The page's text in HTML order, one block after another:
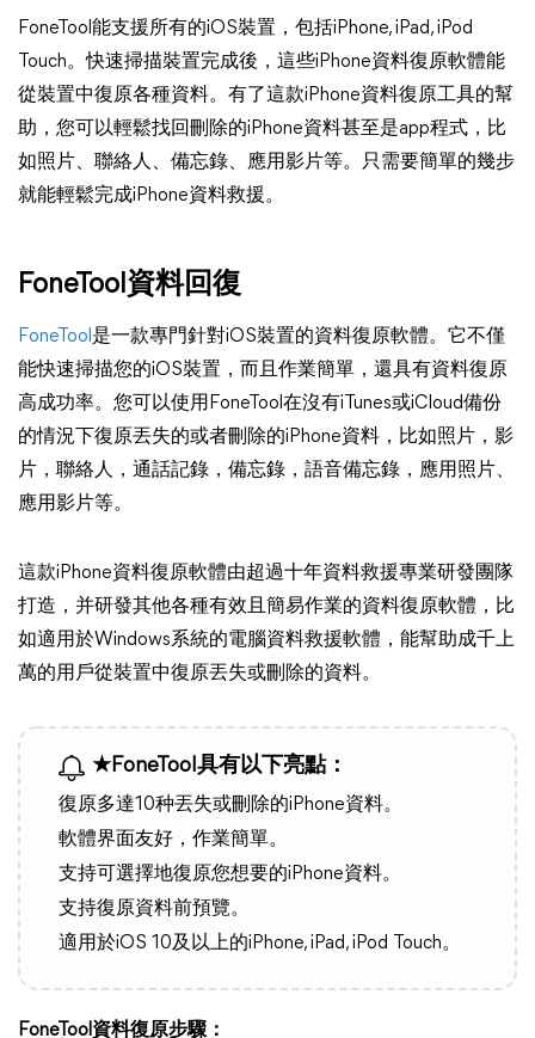
FoneTool能支援所有的iOS裝置，包括iPhone, iPad, iPod
Touch。快速掃描裝置完成後，這些iPhone資料復原軟體能
從裝置中復原各種資料。有了這款iPhone資料復原工具的幫
助，您可以輕鬆找回刪除的iPhone資料甚至是app程式，比
如照片、聯絡人、備忘錄、應用影片等。只需要簡單的幾步
就能輕鬆完成iPhone資料救援。
FoneTool資料回復
FoneTool 是一款專門針對iOS裝置的資料復原軟體。它不僅
能快速掃描您的iOS裝置，而且作業簡單，還具有資料復原
高成功率。您可以使用FoneTool在沒有iTunes或iCloud備份
的情況下復原丟失的或者刪除的iPhone資料，比如照片，影
片，聯絡人，通話記錄，備忘錄，語音備忘錄，應用照片、
應用影片等。
這款iPhone資料復原軟體由超過十年資料救援專業研發團隊
打造，并研發其他各種有效且簡易作業的資料復原軟體，比
如適用於Windows系統的電腦資料救援軟體，能幫助成千上
萬的用戶從裝置中復原丟失或刪除的資料。
★FoneTool具有以下亮點：
復原多達10种丟失或刪除的iPhone資料。
軟體界面友好，作業簡單。
支持可選擇地復原您想要的iPhone資料。
支持復原資料前預覽。
適用於iOS 10及以上的iPhone, iPad, iPod Touch。
FoneTool資料復原步驟：